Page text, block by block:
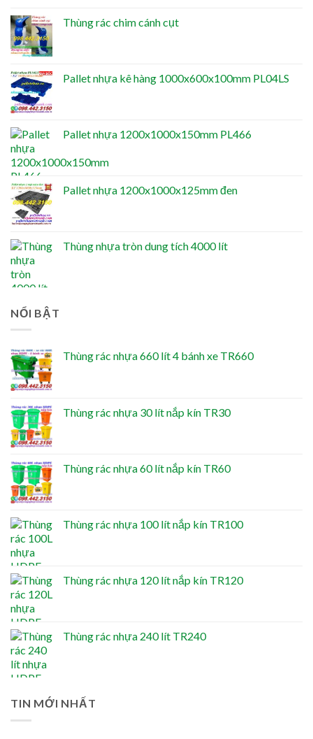
Thùng rác chim cánh cụt
Pallet nhựa kê hàng 1000x600x100mm PL04LS
Pallet nhựa 1200x1000x150mm PL466
Pallet nhựa 1200x1000x125mm đen
Thùng nhựa tròn dung tích 4000 lít
NỔI BẬT
Thùng rác nhựa 660 lít 4 bánh xe TR660
Thùng rác nhựa 30 lít nắp kín TR30
Thùng rác nhựa 60 lít nắp kín TR60
Thùng rác nhựa 100 lít nắp kín TR100
Thùng rác nhựa 120 lít nắp kín TR120
Thùng rác nhựa 240 lít TR240
TIN MỚI NHẤT